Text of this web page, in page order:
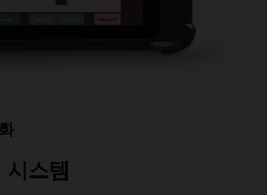
시스템